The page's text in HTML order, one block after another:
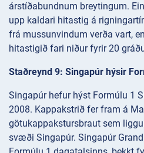
árstíðabundnum breytingum.
upp kaldari hitastig á
frá mussunvindum verða vart,
hitastigið fari niður fyrir 20
Staðreynd 9: Singapúr hýsir
Singapúr hefur hýst Formúlu 1
2008. Kappakstrið fer fram á
götukappakstursbraut sem
svæði Singapúr. Singapúr